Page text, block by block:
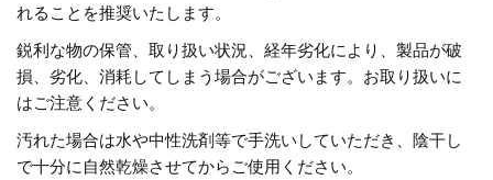
れることを推奨いたします。
鋭利な物の保管、取り扱い状況、経年劣化により、製品が破
損、劣化、消耗してしまう場合がございます。お取り扱いに
はご注意ください。
汚れた場合は水や中性洗剤等で手洗いしていただき、陰干し
で十分に自然乾燥させてからご使用ください。